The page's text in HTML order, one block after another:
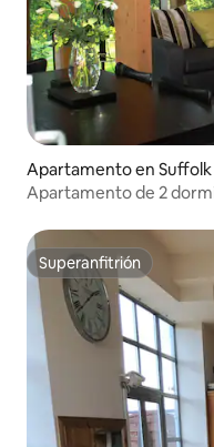
Apartamento en Suffolk
Apartamento de 2
Superanfitrión
Superanfitrión